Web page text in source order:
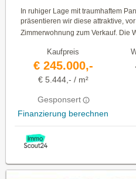
In ruhiger Lage mit traumhaftem
präsentieren wir diese attraktive,
Zimmerwohnung zum Verkauf. Die
Kaufpreis
€ 245.000,-
€ 5.444,- / m²
Gesponsert
Finanzierung berechnen